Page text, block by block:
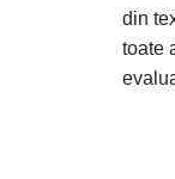
din
toate